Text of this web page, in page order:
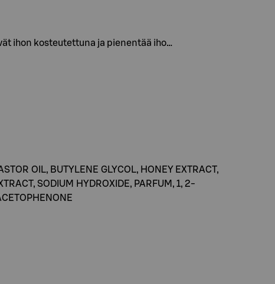
ihon kosteutettuna ja pienentää iho…
OIL, BUTYLENE GLYCOL, HONEY EXTRACT,
SODIUM HYDROXIDE, PARFUM, 1, 2-